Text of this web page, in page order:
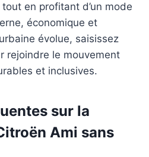
en profitant d’un mode
économique et
évolue, saisissez
rejoindre le mouvement
et inclusives.
sur la
Ami sans